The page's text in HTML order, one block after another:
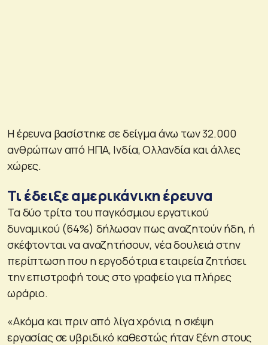
Η έρευνα βασίστηκε σε δείγμα άνω των 32.000
ανθρώπων από ΗΠΑ, Ινδία, Ολλανδία και άλλες
χώρες.
Τι έδειξε αμερικάνικη έρευνα
Τα δύο τρίτα του παγκόσμιου εργατικού
δυναμικού (64%) δήλωσαν πως αναζητούν ήδη, ή
σκέφτονται να αναζητήσουν, νέα δουλειά στην
περίπτωση που η εργοδότρια εταιρεία ζητήσει
την επιστροφή τους στο γραφείο για πλήρες
ωράριο.
«Ακόμα και πριν από λίγα χρόνια, η σκέψη
εργασίας σε υβριδικό καθεστώς ήταν ξένη στους